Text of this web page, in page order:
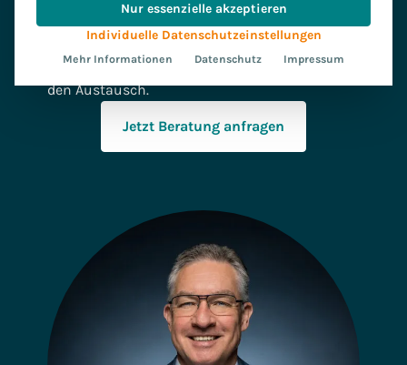
Haben Sie Fragen oder möchten Sie mehr über
unsere Services erfahren? Kontaktieren Sie
uns – wir sind für Sie da und freuen uns auf
den Austausch.
Jetzt Beratung anfragen
Nur essenzielle akzeptieren
Individuelle Datenschutzeinstellungen
Mehr Informationen Datenschutz Impressum